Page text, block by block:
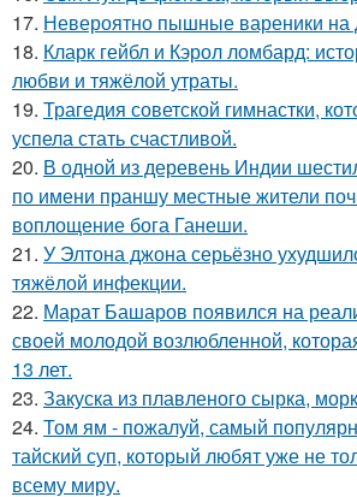
17. Невероятно пышные вареники на
18. Кларк гейбл и Кэрол ломбард:
любви и тяжёлой утраты.
19. Трагедия советской гимнастки,
успела стать счастливой.
20. В одной из деревень Индии
по имени праншу местные жители
воплощение бога Ганеши.
21. У Элтона джона серьёзно
тяжёлой инфекции.
22. Марат Башаров появился на
своей молодой возлюбленной,
13 лет.
23. Закуска из плавленого сырка,
24. Том ям - пожалуй, самый
тайский суп, который любят уже не
всему миру.